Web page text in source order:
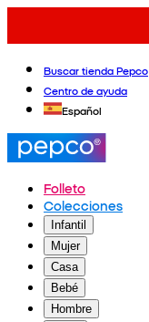
Buscar tienda Pepco
Centro de ayuda
Español
Folleto
Colecciones
Infantil
Mujer
Casa
Bebé
Hombre